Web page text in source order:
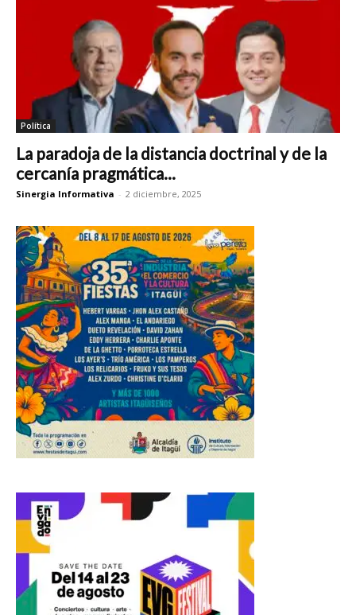
Política
La paradoja de la distancia doctrinal y de la
cercanía pragmática...
Sinergia Informativa - 2 diciembre, 2025